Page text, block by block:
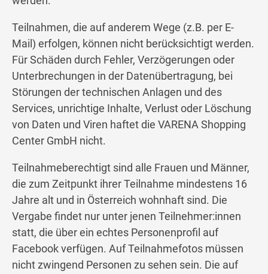
Teilnahmen, die auf anderem Wege (z.B. per E-
Mail) erfolgen, können nicht berücksichtigt werden.
Für Schäden durch Fehler, Verzögerungen oder
Unterbrechungen in der Datenübertragung, bei
Störungen der technischen Anlagen und des
Services, unrichtige Inhalte, Verlust oder Löschung
von Daten und Viren haftet die VARENA Shopping
Center GmbH nicht.
Teilnahmeberechtigt sind alle Frauen und Männer,
die zum Zeitpunkt ihrer Teilnahme mindestens 16
Jahre alt und in Österreich wohnhaft sind. Die
Vergabe findet nur unter jenen Teilnehmer:innen
statt, die über ein echtes Personenprofil auf
Facebook verfügen. Auf Teilnahmefotos müssen
nicht zwingend Personen zu sehen sein. Die auf